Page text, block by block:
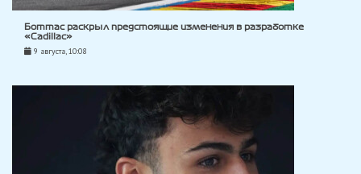
Боттас раскрыл предстоящие изменения в разработке
«Cadillac»
9 августа, 10:08